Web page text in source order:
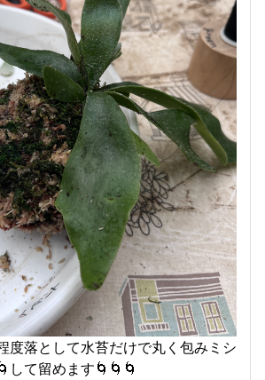
度落として水苔だけで丸く包みミシ
して留めます🌀🌀🌀